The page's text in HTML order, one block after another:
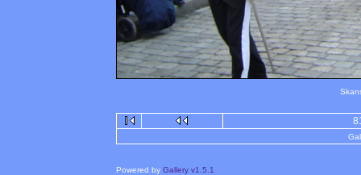
Powered by Gallery v1.5.1